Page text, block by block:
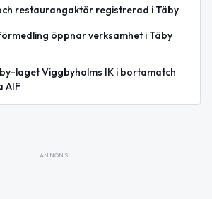
restaurangaktör registrerad i Täby
öppnar verksamhet i Täby
laget Viggbyholms IK i bortamatch
AIF
ANNONS